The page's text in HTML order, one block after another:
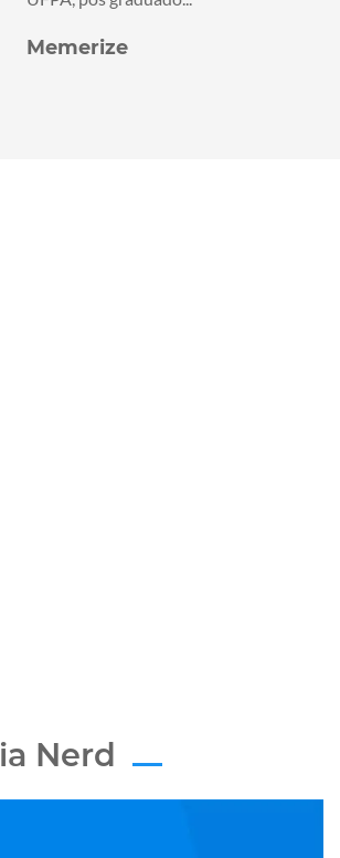
Memerize
Nerd